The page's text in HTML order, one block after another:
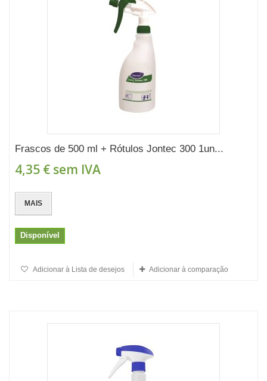
Frascos de 500 ml + Rótulos Jontec 300 1un...
4,35 € sem IVA
MAIS
Disponível
Adicionar à Lista de desejos Adicionar à comparação